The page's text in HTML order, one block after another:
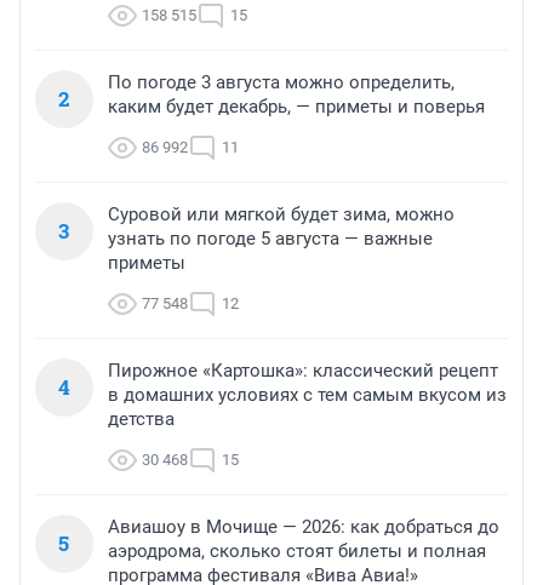
158 515 15
2
По погоде 3 августа можно определить,
каким будет декабрь, — приметы и поверья
86 992 11
3
Суровой или мягкой будет зима, можно
узнать по погоде 5 августа — важные
приметы
77 548 12
4
Пирожное «Картошка»: классический рецепт
в домашних условиях с тем самым вкусом из
детства
30 468 15
5
Авиашоу в Мочище — 2026: как добраться до
аэродрома, сколько стоят билеты и полная
программа фестиваля «Вива Авиа!»